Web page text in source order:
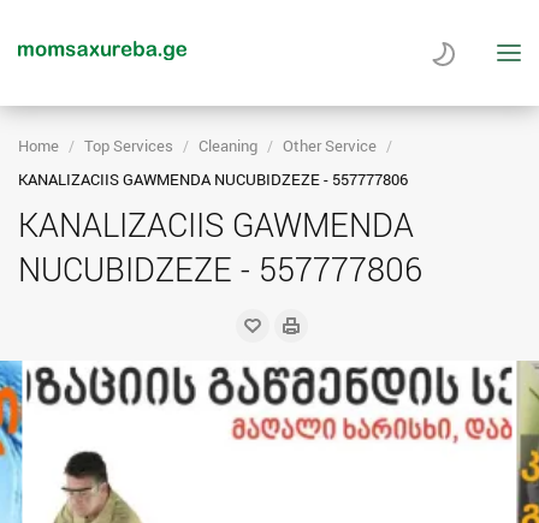
Home Top Services Cleaning
Other Service
KANALIZACIIS GAWMENDA NUCUBIDZEZE - 557777806
KANALIZACIIS GAWMENDA
NUCUBIDZEZE - 557777806